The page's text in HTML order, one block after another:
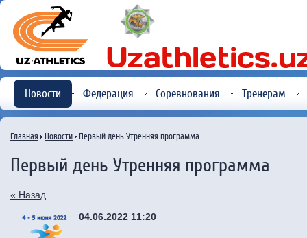
Новости Федерация Соревнования Тренерам
Главная Новости Первый день Утренняя программа
Первый день Утренняя программа
« Назад
04.06.2022 11:20